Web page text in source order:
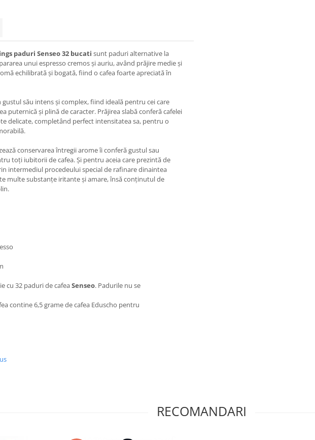
paduri Senseo 32 bucati sunt paduri alternative la
unui espresso cremos și auriu, având prăjire medie și
echilibrată și bogată, fiind o cafea foarte apreciată în
gustul său intens și complex, fiind ideală pentru cei care
puternică și plină de caracter. Prăjirea slabă conferă cafelei
delicate, completând perfect intensitatea sa, pentru o
conservarea întregii arome îi conferă gustul sau
toți iubitorii de cafea. Și pentru aceia care prezintă de
intermediul procedeului special de rafinare dinaintea
multe substanțe iritante și amare, însă conținutul de
cu 32 paduri de cafeaSenseo. Padurile nu se
contine 6,5 grame de cafea Eduscho pentru
RECOMANDARI